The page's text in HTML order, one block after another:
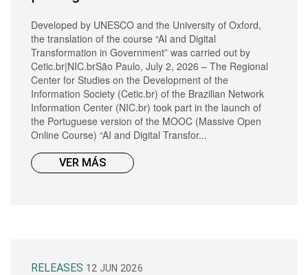
Developed by UNESCO and the University of Oxford,
the translation of the course “AI and Digital
Transformation in Government” was carried out by
Cetic.br|NIC.brSão Paulo, July 2, 2026 – The Regional
Center for Studies on the Development of the
Information Society (Cetic.br) of the Brazilian Network
Information Center (NIC.br) took part in the launch of
the Portuguese version of the MOOC (Massive Open
Online Course) “AI and Digital Transfor...
VER MÁS
RELEASES 12 JUN 2026